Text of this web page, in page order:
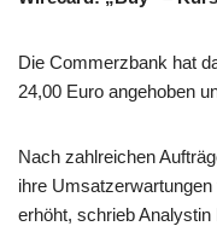
Die Commerzbank hat
24,00 Euro angehoben
Nach zahlreichen
ihre
erhöht, schrieb